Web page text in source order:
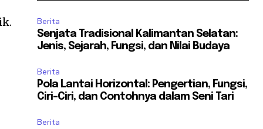
Berita
Senjata Tradisional Kalimantan Selatan:
Jenis, Sejarah, Fungsi, dan Nilai Budaya
Berita
Pola Lantai Horizontal: Pengertian, Fungsi,
Ciri-Ciri, dan Contohnya dalam Seni Tari
Berita